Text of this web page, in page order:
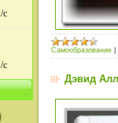
Самообразование
Дэвид